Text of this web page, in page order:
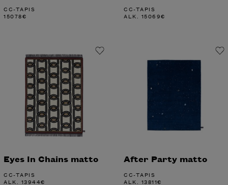
CC-TAPIS
15078€
CC-TAPIS
ALK. 15069€
Eyes In Chains matto
CC-TAPIS
ALK. 13944€
After Party matto
CC-TAPIS
ALK. 13811€